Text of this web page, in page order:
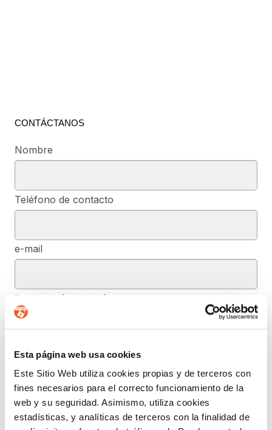
Esta página web usa cookies
Este Sitio Web utiliza cookies propias y de terceros con
fines necesarios para el correcto funcionamiento de la
web y su seguridad. Asimismo, utiliza cookies
estadísticas, y analíticas de terceros con la finalidad de
CONTÁCTANOS
Nombre
Teléfono de contacto
e-mail
Provincia (opcional)
Mensaje (opcional)
De conformidad con el RGPD y la LOPDGDD, SEGURIDAD Y
finalidad de contestar a las dudas y/o quejas planteadas a través